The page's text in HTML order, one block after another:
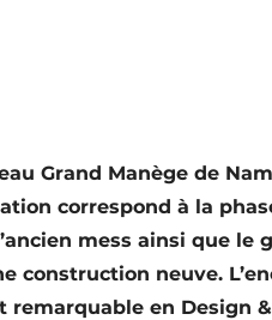
Grand Manège de
correspond à la
mess ainsi que
construction neuve.
remarquable en Design